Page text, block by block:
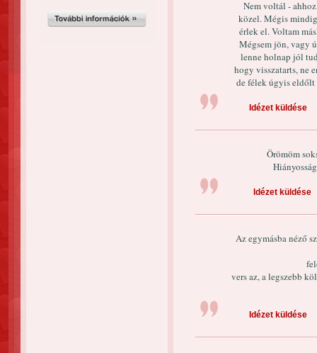
Nem voltál -
közel. Mégis
érlek el. Voltam
Mégsem jön, vagy
lenne holnap jól
hogy visszatarts, ne
de félek úgyis eldőlt
Idézet küldése
Örömöm
Idézet küldése
Az egymásba néző
vers az, a legszebb
Idézet küldése